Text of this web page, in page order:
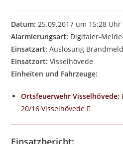
Datum: 25.09.2017 um 15:28 Uhr
Alarmierungsart: Digitaler-
Einsatzart: Auslösung
Einsatzort: Visselhövede
Einheiten und Fahrzeuge:
Ortsfeuerwehr Visselhövede:
20/16 Visselhövede
Einsatzbericht: